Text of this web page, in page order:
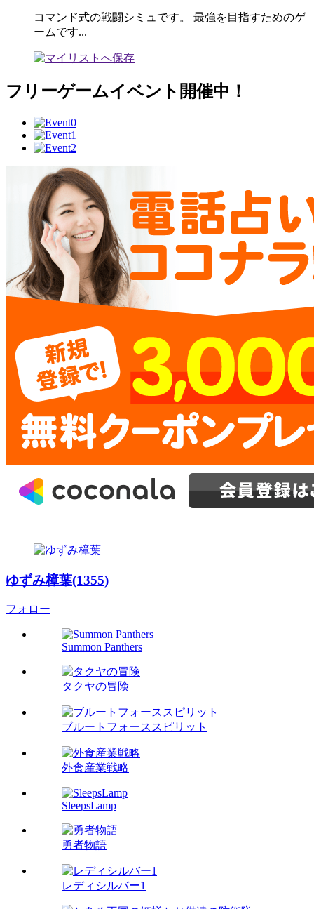
コマンド式の戦闘シミュです。 最強を目指すためのゲ
ームです...
フリーゲームイベント開催中！
ゆずみ樟葉(1355)
フォロー
Summon Panthers
タクヤの冒険
ブルートフォーススピリット
外食産業戦略
SleepsLamp
勇者物語
レディシルバー1